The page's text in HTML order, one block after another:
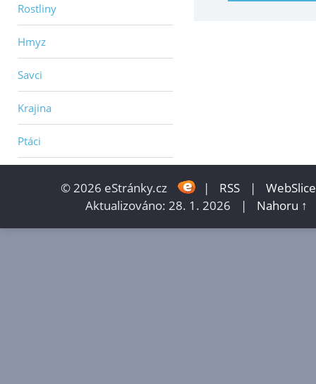
Rostliny
Hmyz
Savci
Krajina
Ptáci
© 2026 eStránky.cz | RSS |
WebSlice
Aktualizováno: 28. 1. 2026
| Nahoru ↑